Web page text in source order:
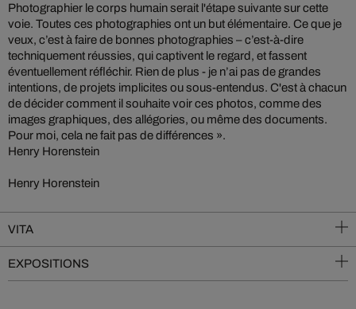
Photographier le corps humain serait l'étape suivante sur cette
voie. Toutes ces photographies ont un but élémentaire. Ce que je
veux, c’est à faire de bonnes photographies – c’est-à-dire
techniquement réussies, qui captivent le regard, et fassent
éventuellement réfléchir. Rien de plus - je n’ai pas de grandes
intentions, de projets implicites ou sous-entendus. C'est à chacun
de décider comment il souhaite voir ces photos, comme des
images graphiques, des allégories, ou même des documents.
Pour moi, cela ne fait pas de différences ».
Henry Horenstein
Henry Horenstein
VITA
EXPOSITIONS